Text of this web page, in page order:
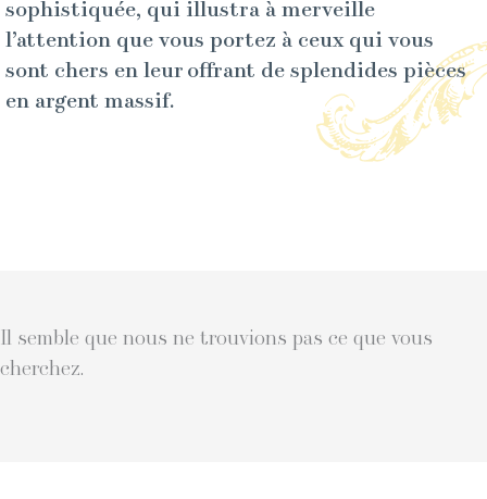
sophistiquée, qui illustra à merveille
l’attention que vous portez à ceux qui vous
sont chers en leur offrant de splendides pièces
en argent massif.
Il semble que nous ne trouvions pas ce que vous
cherchez.